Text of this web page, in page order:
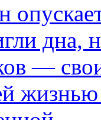
дна,
—
жизнью